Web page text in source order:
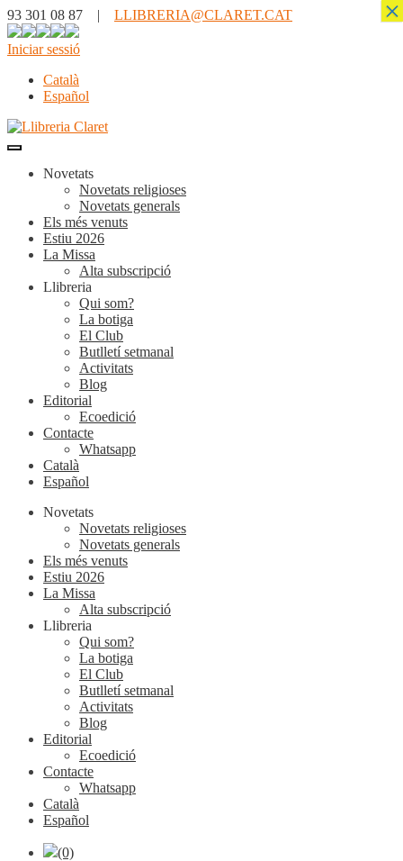
93 301 08 87 | LLIBRERIA@CLARET.CAT
Iniciar sessió
Català
Español
Novetats
Novetats religioses
Novetats generals
Els més venuts
Estiu 2026
La Missa
Alta subscripció
Llibreria
Qui som?
La botiga
El Club
Butlletí setmanal
Activitats
Blog
Editorial
Ecoedició
Contacte
Whatsapp
Català
Español
Novetats
Novetats religioses
Novetats generals
Els més venuts
Estiu 2026
La Missa
Alta subscripció
Llibreria
Qui som?
La botiga
El Club
Butlletí setmanal
Activitats
Blog
Editorial
Ecoedició
Contacte
Whatsapp
Català
Español
(0)
×